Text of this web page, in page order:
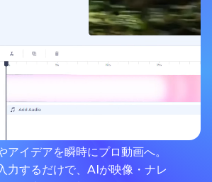
アイデアを瞬時にプロ動画へ。
力するだけで、AIが映像・ナレ